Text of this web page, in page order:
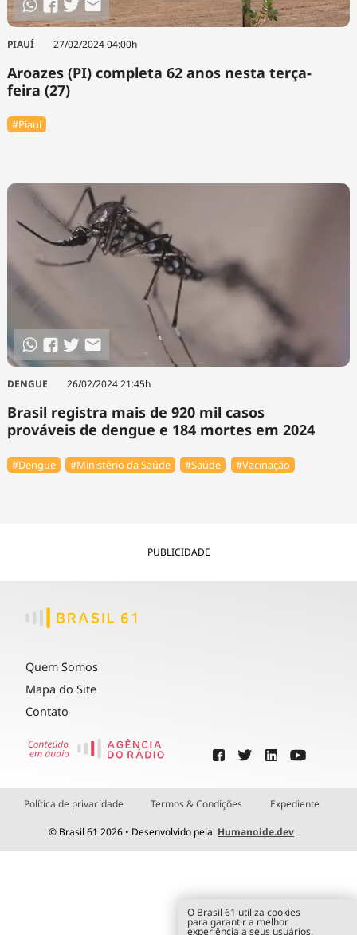
PIAUÍ 27/02/2024 04:00h
Aroazes (PI) completa 62 anos nesta terça-
feira (27)
#Piauí
DENGUE 26/02/2024 21:45h
Brasil registra mais de 920 mil casos
prováveis de dengue e 184 mortes em 2024
#Dengue #Ministério da Saúde #Saúde #Vacinação
PUBLICIDADE
Quem Somos
Mapa do Site
Contato
Política de privacidade Termos & Condições Expediente
© Brasil 61 2026 • Desenvolvido pela Humanoide.dev
O Brasil 61 utiliza cookies
para garantir a melhor
experiência a seus usuários.